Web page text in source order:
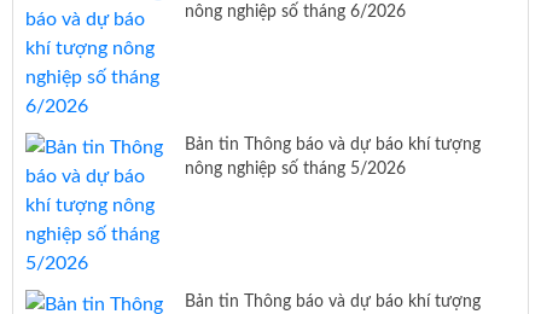
nông nghiệp số tháng 6/2026
Bản tin Thông báo và dự báo khí tượng
nông nghiệp số tháng 5/2026
Bản tin Thông báo và dự báo khí tượng